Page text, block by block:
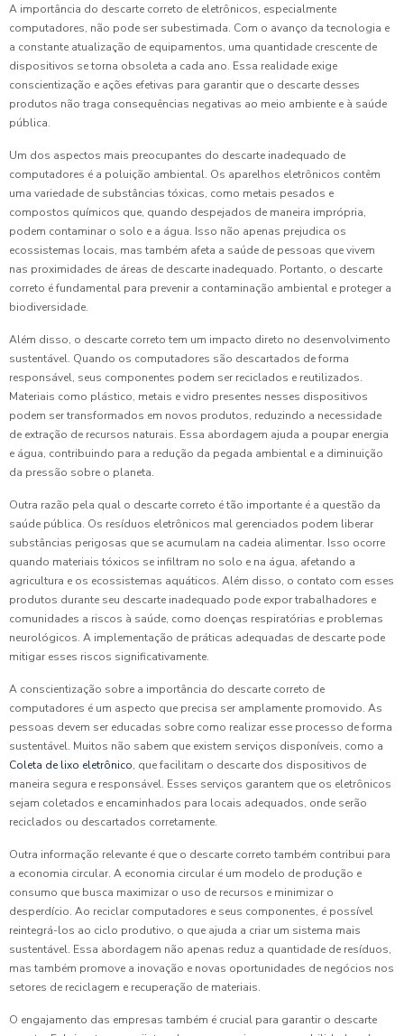
A importância do descarte correto de eletrônicos, especialmente
computadores, não pode ser subestimada. Com o avanço da tecnologia e
a constante atualização de equipamentos, uma quantidade crescente de
dispositivos se torna obsoleta a cada ano. Essa realidade exige
conscientização e ações efetivas para garantir que o descarte desses
produtos não traga consequências negativas ao meio ambiente e à saúde
pública.
Um dos aspectos mais preocupantes do descarte inadequado de
computadores é a poluição ambiental. Os aparelhos eletrônicos contêm
uma variedade de substâncias tóxicas, como metais pesados e
compostos químicos que, quando despejados de maneira imprópria,
podem contaminar o solo e a água. Isso não apenas prejudica os
ecossistemas locais, mas também afeta a saúde de pessoas que vivem
nas proximidades de áreas de descarte inadequado. Portanto, o descarte
correto é fundamental para prevenir a contaminação ambiental e proteger a
biodiversidade.
Além disso, o descarte correto tem um impacto direto no desenvolvimento
sustentável. Quando os computadores são descartados de forma
responsável, seus componentes podem ser reciclados e reutilizados.
Materiais como plástico, metais e vidro presentes nesses dispositivos
podem ser transformados em novos produtos, reduzindo a necessidade
de extração de recursos naturais. Essa abordagem ajuda a poupar energia
e água, contribuindo para a redução da pegada ambiental e a diminuição
da pressão sobre o planeta.
Outra razão pela qual o descarte correto é tão importante é a questão da
saúde pública. Os resíduos eletrônicos mal gerenciados podem liberar
substâncias perigosas que se acumulam na cadeia alimentar. Isso ocorre
quando materiais tóxicos se infiltram no solo e na água, afetando a
agricultura e os ecossistemas aquáticos. Além disso, o contato com esses
produtos durante seu descarte inadequado pode expor trabalhadores e
comunidades a riscos à saúde, como doenças respiratórias e problemas
neurológicos. A implementação de práticas adequadas de descarte pode
mitigar esses riscos significativamente.
A conscientização sobre a importância do descarte correto de
computadores é um aspecto que precisa ser amplamente promovido. As
pessoas devem ser educadas sobre como realizar esse processo de forma
sustentável. Muitos não sabem que existem serviços disponíveis, como a
Coleta de lixo eletrônico, que facilitam o descarte dos dispositivos de
maneira segura e responsável. Esses serviços garantem que os eletrônicos
sejam coletados e encaminhados para locais adequados, onde serão
reciclados ou descartados corretamente.
Outra informação relevante é que o descarte correto também contribui para
a economia circular. A economia circular é um modelo de produção e
consumo que busca maximizar o uso de recursos e minimizar o
desperdício. Ao reciclar computadores e seus componentes, é possível
reintegrá-los ao ciclo produtivo, o que ajuda a criar um sistema mais
sustentável. Essa abordagem não apenas reduz a quantidade de resíduos,
mas também promove a inovação e novas oportunidades de negócios nos
setores de reciclagem e recuperação de materiais.
O engajamento das empresas também é crucial para garantir o descarte